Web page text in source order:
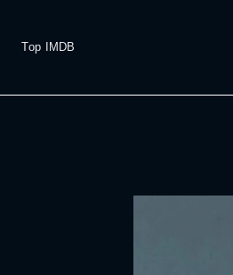
Top IMDB